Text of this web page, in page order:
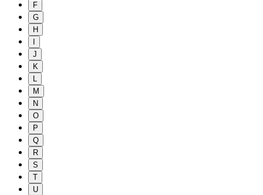
F
G
H
J
K
L
M
N
O
P
Q
R
S
T
U